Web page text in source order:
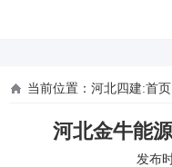
当前位置： 河北四建:首页
河北金牛能
发布